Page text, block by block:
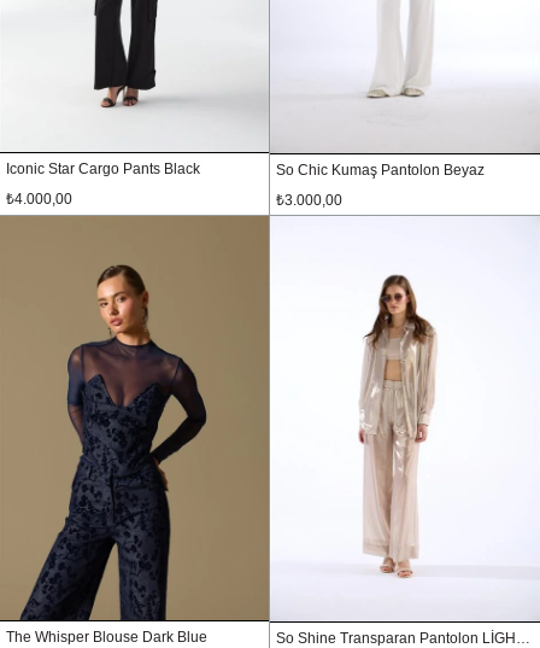
Iconic Star Cargo Pants Black
₺4.000,00
So Chic Kumaş Pantolon Beyaz
₺3.000,00
The Whisper Blouse Dark Blue
So Shine Transparan Pantolon LİGHT GOLD